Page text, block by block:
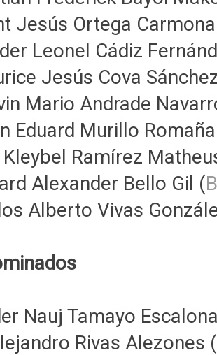
Jesús Ortega
Leonel Cádiz
Jesús Cova
Mario Andrade
Eduard Murillo
Kleybel Ramírez
Alexander Bello Gil (
Alberto Vivas
Nauj Tamayo
Rivas Alezones (